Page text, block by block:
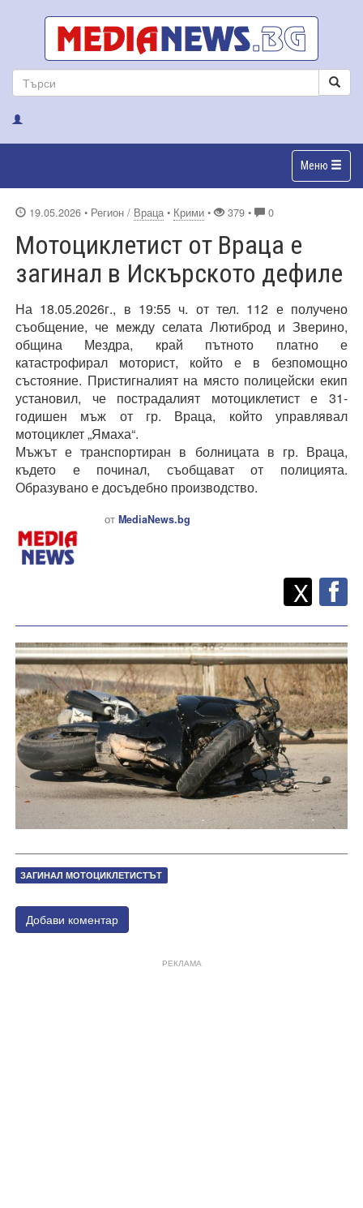
Меню
19.05.2026 • Регион / Враца • Крими • 379 • 0
Мотоциклетист от Враца е
загинал в Искърското дефиле
На 18.05.2026г., в 19:55 ч. от тел. 112 е получено
съобщение, че между селата Лютиброд и Зверино,
община Мездра, край пътното платно е
катастрофирал моторист, който е в безпомощно
състояние. Пристигналият на място полицейски екип
установил, че пострадалият мотоциклетист е 31-
годишен мъж от гр. Враца, който управлявал
мотоциклет „Ямаха“.
Мъжът е транспортиран в болницата в гр. Враца,
където е починал, съобщават от полицията.
Образувано е досъдебно производство.
от MediaNews.bg
Споделете
X
ЗАГИНАЛ МОТОЦИКЛЕТИСТЪТ
Добави коментар
РЕКЛАМА